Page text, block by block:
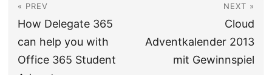
« PREV
How Delegate 365
can help you with
Office 365 Student
NEXT »
Cloud
Adventkalender 2013
mit Gewinnspiel